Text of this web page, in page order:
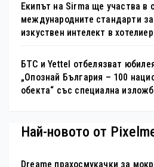
Екипът на Sirma ще участва в
международните стандарти
изкуствен интелект в
БТС и Yettel отбелязват
„Опознай България – 100
обекта“ със специална
Най-новото от
Dreame прахосмукачки за